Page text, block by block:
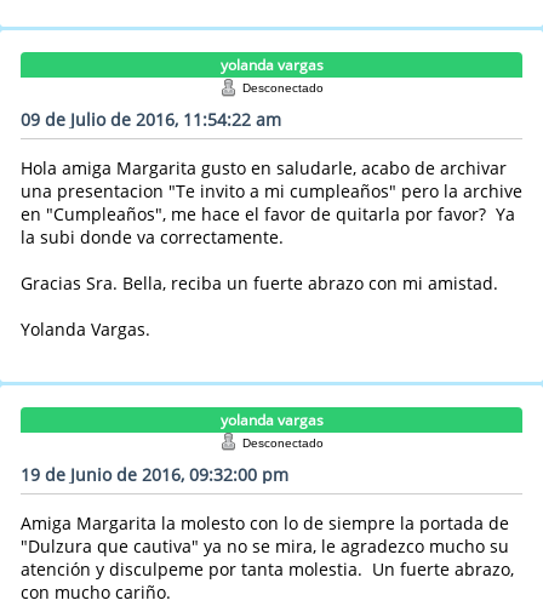
yolanda vargas
Desconectado
09 de Julio de 2016, 11:54:22 am
Hola amiga Margarita gusto en saludarle, acabo de archivar
una presentacion "Te invito a mi cumpleaños" pero la archive
en "Cumpleaños", me hace el favor de quitarla por favor? Ya
la subi donde va correctamente.
Gracias Sra. Bella, reciba un fuerte abrazo con mi amistad.
Yolanda Vargas.
yolanda vargas
Desconectado
19 de Junio de 2016, 09:32:00 pm
Amiga Margarita la molesto con lo de siempre la portada de
"Dulzura que cautiva" ya no se mira, le agradezco mucho su
atención y disculpeme por tanta molestia. Un fuerte abrazo,
con mucho cariño.